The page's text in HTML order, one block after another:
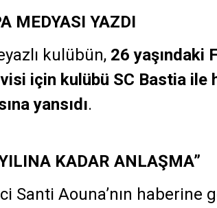
MEDYASI YAZDI
kulübün, 26 yaşındaki
için kulübü SC Bastia ile
yansıdı.
KADAR ANLAŞMA”
Santi Aouna’nın haberine